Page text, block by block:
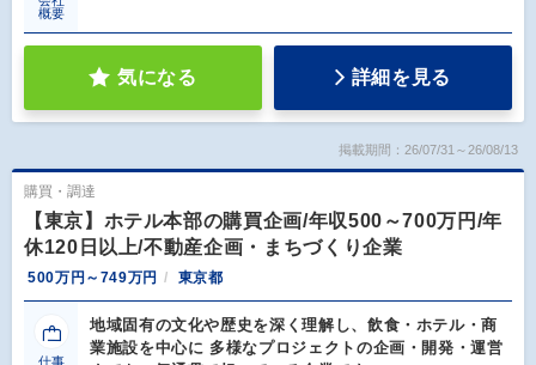
概要
気になる 詳細を見る
掲載期間：26/07/31～26/08/13
購買・調達
【東京】ホテル本部の購買企画/年収500～700万円/年
休120日以上/不動産企画・まちづくり企業
500万円～749万円 東京都
仕事
地域固有の文化や歴史を深く理解し、飲食・ホテル・商
業施設を中心に 多様なプロジェクトの企画・開発・運営